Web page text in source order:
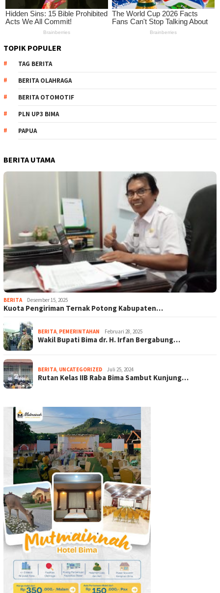
TOPIK POPULER
TAG BERITA
BERITA OLAHRAGA
BERITA OTOMOTIF
PLN UP3 BIMA
PAPUA
BERITA UTAMA
BERITA Desember 15, 2025
Kuota Pengiriman Ternak Potong Kabupaten…
BERITA, PEMERINTAHAN Februari 28, 2025
Wakil Bupati Bima dr. H. Irfan Bergabung…
BERITA, UNCATEGORIZED Juli 25, 2024
Rutan Kelas IIB Raba Bima Sambut Kunjung…